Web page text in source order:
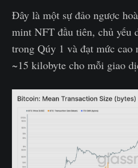
Đây là một sự đảo ngược
mint NFT đầu tiên, chủ yếu
trong Qúy 1 và đạt mức
~15 kilobyte cho mỗi giao